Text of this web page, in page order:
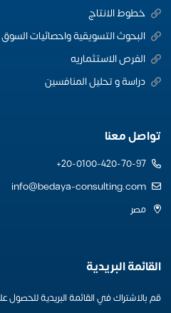
خطوط الانتاج
البحوث التسويقية واحصائيات السوق
الفرص الاستثماريه
دراسة و تحليل المنافسين
تواصل معنا
20-0100-420-70-97+
info@bedaya-consulting.com
مصر
القائمة البريدية
قم بالاشتراك في القائمة البريدية